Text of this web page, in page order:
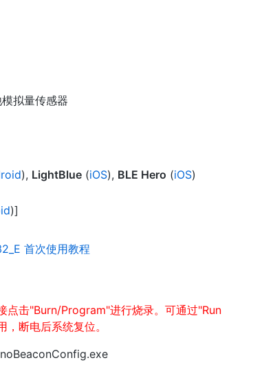
拟量传感器
), LightBlue (iOS), BLE Hero (iOS)
)]
首次使用教程
点击"Burn/Program"进行烧录。可通过"Run
断电后系统复位。